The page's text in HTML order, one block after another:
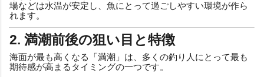
場などは水温が安定し、魚にとって過ごしやすい環境が作ら
れます。
2. 満潮前後の狙い目と特徴
海面が最も高くなる「満潮」は、多くの釣り人にとって最も
期待感が高まるタイミングの一つです。